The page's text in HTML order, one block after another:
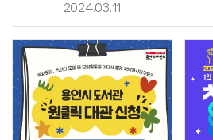
2024.03.11